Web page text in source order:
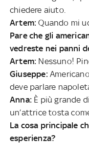
chiedere aiuto.
Artem: Quando mi
Pare che gli
vedreste nei panni
Artem: Nessuno!
Giuseppe:
deve parlare
Anna: È più grande
un’attrice tosta
La cosa principale
esperienza?